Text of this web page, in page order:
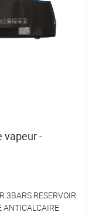
vapeur -
3BARS RESERVOIR
ANTICALCAIRE